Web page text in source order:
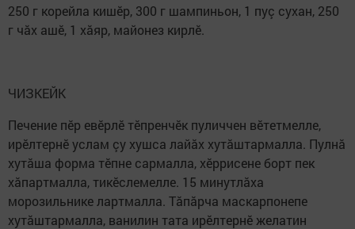
250 г корейла кишӗр, 300 г шампиньон, 1 пуç сухан, 250
г чăх ашӗ, 1 хăяр, майонез кирлӗ.
ЧИЗКЕЙК
Печение пӗр евӗрлӗ тӗпренчӗк пуличчен вӗтетмелле,
ирӗлтернӗ услам çу хушса лайăх хутăштармалла. Пулнă
хутăша форма тӗпне сармалла, хӗррисене борт пек
хăпартмалла, тикӗслемелле. 15 минутлăха
морозильнике лартмалла. Тăпăрча маскарпонепе
хутăштармалла, ванилин тата ирӗлтернӗ желатин